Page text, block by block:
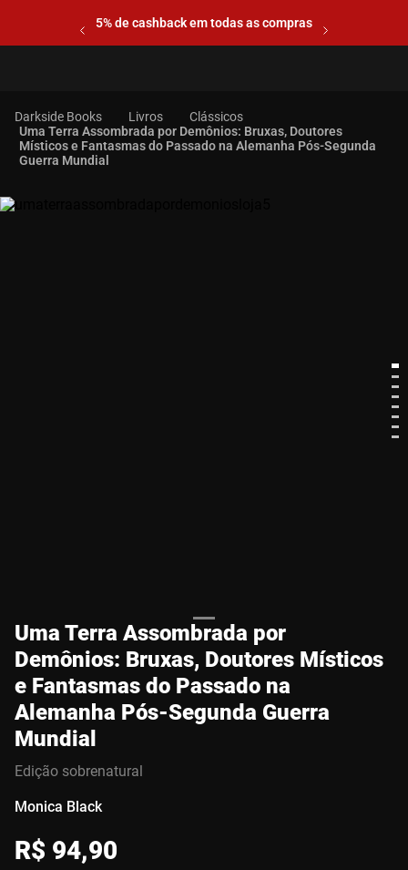
5% de cashback em todas as compras
Livros
Clássicos
Uma Terra Assombrada por Demônios: Bruxas, Doutores
Místicos e Fantasmas do Passado na Alemanha Pós-Segunda
Guerra Mundial
Uma Terra Assombrada por
Demônios: Bruxas, Doutores Místicos
e Fantasmas do Passado na
Alemanha Pós-Segunda Guerra
Mundial
Edição sobrenatural
Monica Black
R$ 94,90